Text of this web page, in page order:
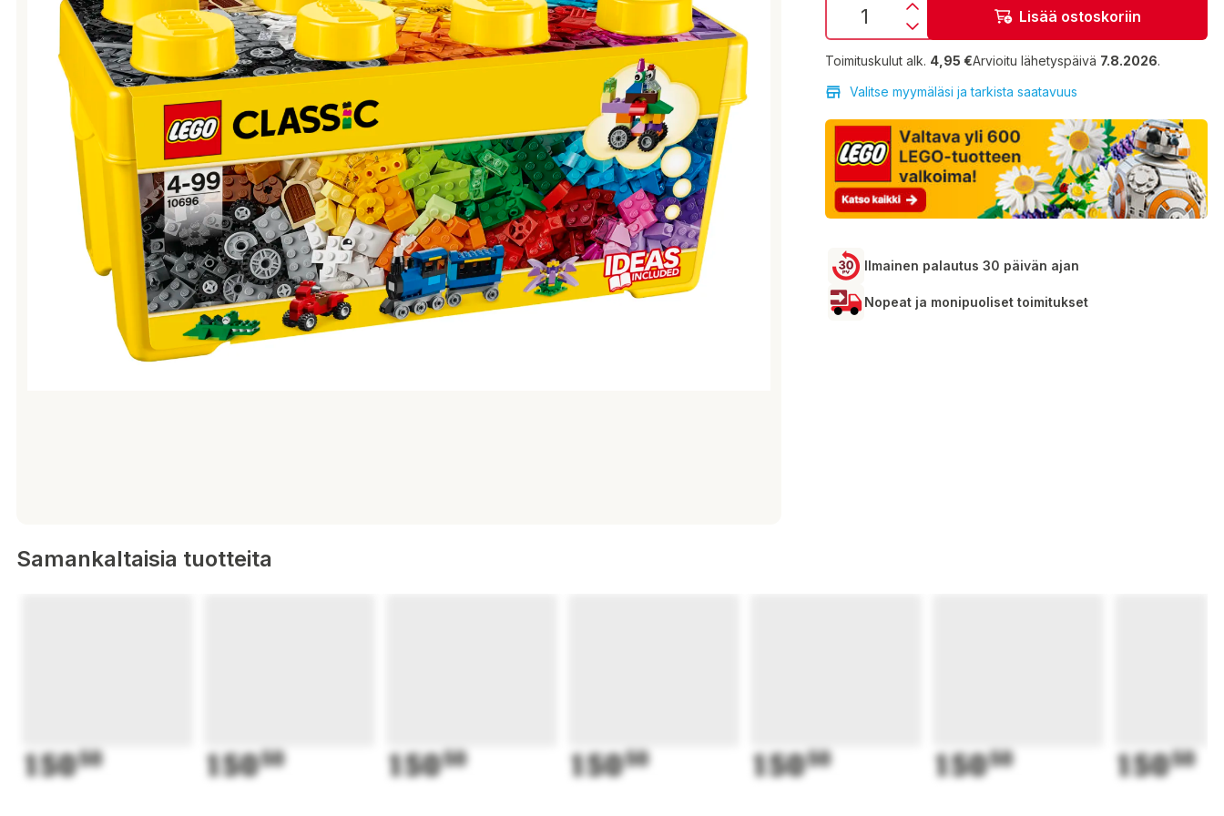
Lisää ostoskoriin
Toimituskulut alk. 4,95 €Arvioitu lähetyspäivä 7.8.2026.
Valitse myymäläsi ja tarkista saatavuus
Ilmainen palautus 30 päivän ajan
Nopeat ja monipuoliset toimitukset
Samankaltaisia tuotteita
15050 15050 15050 15050 15050 15050 15050